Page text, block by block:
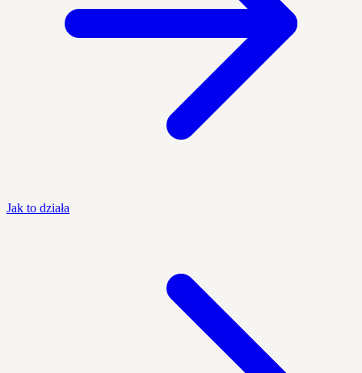
Jak to działa